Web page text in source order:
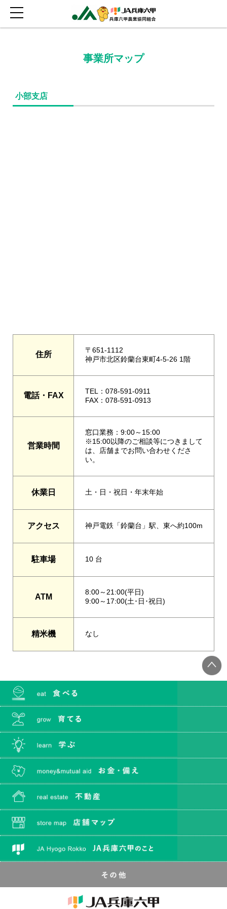
事業所マップ
小部支店
住所
〒651-1112
神戸市北区鈴蘭台東町4-5-26 1階
電話・FAX
TEL：078-591-0911
FAX：078-591-0913
営業時間
窓口業務：9:00～15:00
※15:00以降のご相談等につきまして
は、店舗までお問い合わせくださ
い。
休業日 土・日・祝日・年末年始
アクセス 神戸電鉄「鈴蘭台」駅、東へ約100m
駐車場 10 台
ATM
8:00～21:00(平日)
9:00～17:00(土･日･祝日)
精米機 なし